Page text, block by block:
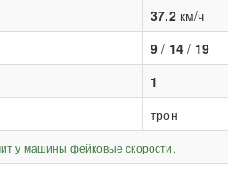
37.2км/ч
9 / 14 / 19
1
трон
у машины фейковые скорости.